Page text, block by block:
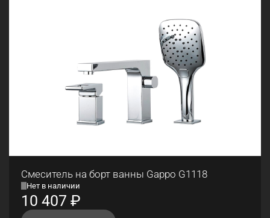
Смеситель на борт ванны Gappo G1118
Нет в наличии
10 407 ₽